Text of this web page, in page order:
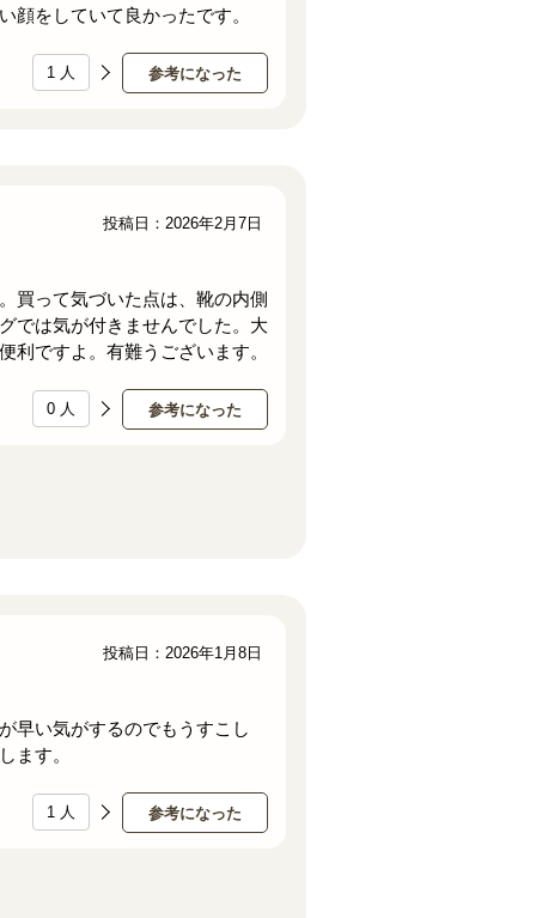
顔をしていて良かったです。
参考になった
1 人
買って気づいた点は、靴の内側
では気が付きませんでした。大
利ですよ。有難うございます。
参考になった
0 人
投稿日：2026年2月7日
早い気がするのでもうすこし
ます。
参考になった
1 人
投稿日：2026年1月8日